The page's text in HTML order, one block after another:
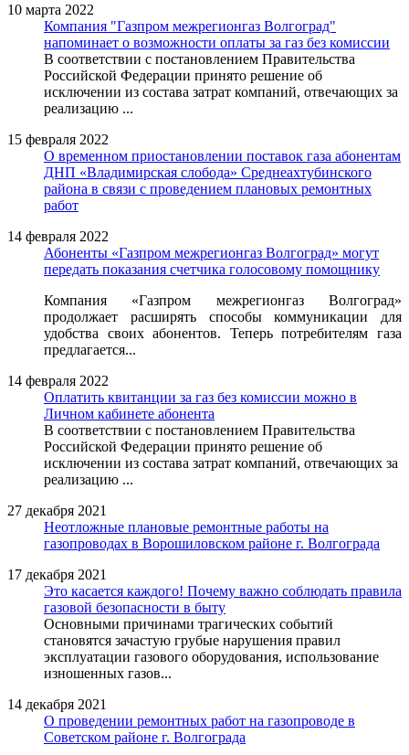
10 марта 2022
Компания "Газпром межрегионгаз Волгоград"
напоминает о возможности оплаты за газ без комиссии
В соответствии с постановлением Правительства
Российской Федерации принято решение об
исключении из состава затрат компаний, отвечающих за
реализацию ...
15 февраля 2022
О временном приостановлении поставок газа абонентам
ДНП «Владимирская слобода» Среднеахтубинского
района в связи с проведением плановых ремонтных
работ
14 февраля 2022
Абоненты «Газпром межрегионгаз Волгоград» могут
передать показания счетчика голосовому помощнику
Компания «Газпром межрегионгаз Волгоград»
продолжает расширять способы коммуникации для
удобства своих абонентов. Теперь потребителям газа
предлагается...
14 февраля 2022
Оплатить квитанции за газ без комиссии можно в
Личном кабинете абонента
В соответствии с постановлением Правительства
Российской Федерации принято решение об
исключении из состава затрат компаний, отвечающих за
реализацию ...
27 декабря 2021
Неотложные плановые ремонтные работы на
газопроводах в Ворошиловском районе г. Волгограда
17 декабря 2021
Это касается каждого! Почему важно соблюдать правила
газовой безопасности в быту
Основными причинами трагических событий
становятся зачастую грубые нарушения правил
эксплуатации газового оборудования, использование
изношенных газов...
14 декабря 2021
О проведении ремонтных работ на газопроводе в
Советском районе г. Волгограда